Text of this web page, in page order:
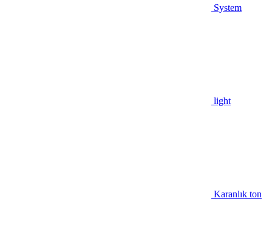
System
light
Karanlık ton